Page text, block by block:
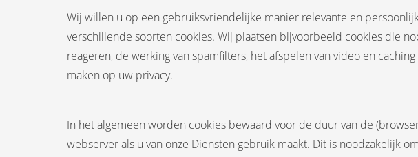
Wij willen u op een gebruiksvriendelijke manier relevante en
verschillende soorten cookies. Wij plaatsen bijvoorbeeld cookies die
reageren, de werking van spamfilters, het afspelen van video en
maken op uw privacy.
In het algemeen worden cookies bewaard voor de duur van de
webserver als u van onze Diensten gebruik maakt. Dit is noodzakelijk